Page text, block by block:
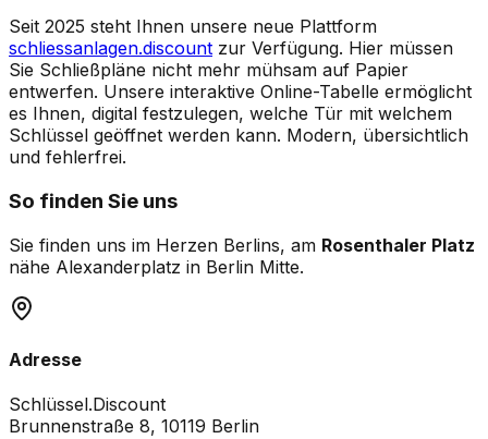
Seit 2025 steht Ihnen unsere neue Plattform
schliessanlagen.discount zur Verfügung. Hier müssen
Sie Schließpläne nicht mehr mühsam auf Papier
entwerfen. Unsere interaktive Online-Tabelle ermöglicht
es Ihnen, digital festzulegen, welche Tür mit welchem
Schlüssel geöffnet werden kann. Modern, übersichtlich
und fehlerfrei.
So finden Sie uns
Sie finden uns im Herzen Berlins, am Rosenthaler Platz
nähe Alexanderplatz in Berlin Mitte.
Adresse
Schlüssel.Discount
Brunnenstraße 8, 10119 Berlin